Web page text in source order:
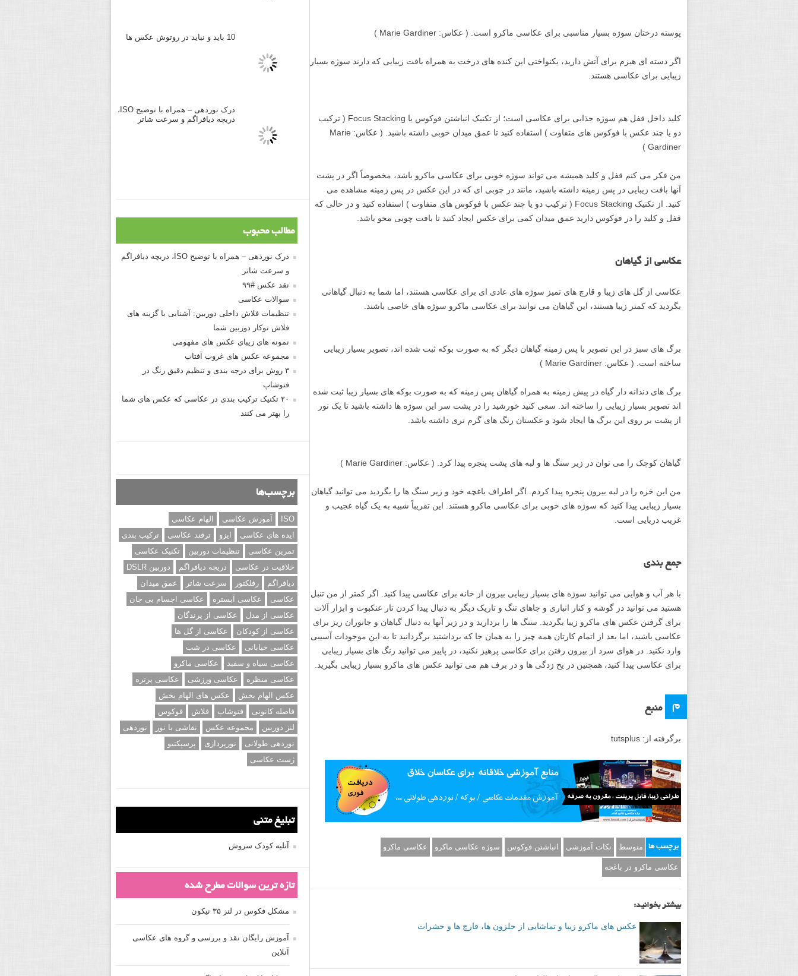
پوسته درختان سوژه بسیار مناسبی برای عکاسی ماکرو است. ( عکاس: Marie Gardiner )
اگر دسته ای هیزم برای آتش دارید، یکنواختی این کنده های درخت به همراه بافت زیبایی که دارند سوژه بسیار
زیبایی برای عکاسی هستند.
کلید داخل قفل هم سوژه جذابی برای عکاسی است؛ از تکنیک انباشتن فوکوس یا Focus Stacking ( ترکیب
دو یا چند عکس با فوکوس های متفاوت ) استفاده کنید تا عمق میدان خوبی داشته باشید. ( عکاس: Marie
Gardiner )
من فکر می کنم قفل و کلید همیشه می تواند سوژه خوبی برای عکاسی ماکرو باشد، مخصوصاً اگر در پشت
آنها بافت زیبایی در پس زمینه داشته باشید، مانند در چوبی ای که در این عکس در پس زمینه مشاهده می
کنید. از تکنیک Focus Stacking ( ترکیب دو یا چند عکس با فوکوس های متفاوت ) استفاده کنید و در حالی که
قفل و کلید را در فوکوس دارید عمق میدان کمی برای عکس ایجاد کنید تا بافت چوبی محو باشد.
عکاسی از گیاهان
عکاسی از گل های زیبا و قارچ های تمیز سوژه های عادی ای برای عکاسی هستند، اما شما به دنبال گیاهانی
بگردید که کمتر زیبا هستند، این گیاهان می توانند برای عکاسی ماکرو سوژه های خاصی باشند.
برگ های سبز در این تصویر با پس زمینه گیاهان دیگر که به صورت بوکه ثبت شده اند، تصویر بسیار زیبایی
ساخته است. ( عکاس: Marie Gardiner )
برگ های دندانه دار گیاه در پیش زمینه به همراه گیاهان پس زمینه که به صورت بوکه های بسیار زیبا ثبت شده
اند تصویر بسیار زیبایی را ساخته اند. سعی کنید خورشید را در پشت سر این سوژه ها داشته باشید تا یک نور
از پشت بر روی این برگ ها ایجاد شود و عکستان رنگ های گرم تری داشته باشد.
گیاهان کوچک را می توان در زیر سنگ ها و لبه های پشت پنجره پیدا کرد. ( عکاس: Marie Gardiner )
من این خزه را در لبه بیرون پنجره پیدا کردم. اگر اطراف باغچه خود و زیر سنگ ها را بگردید می توانید گیاهان
بسیار زیبایی پیدا کنید که سوژه های خوبی برای عکاسی ماکرو هستند. این تقریباً شبیه به یک گیاه عجیب و
غریب دریایی است.
جمع بندی
با هر آب و هوایی می توانید سوژه های بسیار زیبایی بیرون از خانه برای عکاسی پیدا کنید. اگر کمتر از من تنبل
هستید می توانید در گوشه و کنار انباری و جاهای تنگ و تاریک دیگر به دنبال پیدا کردن تار عنکبوت و ابزار آلات
برای گرفتن عکس های ماکرو زیبا بگردید. سنگ ها را بردارید و در زیر آنها به دنبال گیاهان و جانوران ریز برای
عکاسی باشید، اما بعد از اتمام کارتان همه چیز را به همان جا که برداشتید برگردانید تا به این موجودات آسیبی
وارد نکنید. در هوای سرد از بیرون رفتن برای عکاسی پرهیز نکنید، در پاییز می توانید رنگ های بسیار زیبایی
برای عکاسی پیدا کنید، همچنین در یخ زدگی ها و در برف هم می توانید عکس های ماکرو بسیار زیبایی بگیرید.
م منبع
برگرفته از: tutsplus
برچسب ها متوسط نکات آموزشی انباشتن فوکوس سوژه عکاسی ماکرو عکاسی ماکرو
عکاسی ماکرو در باغچه
بیشتر بخوانید:
عکس های ماکرو زیبا و تماشایی از حلزون ها، قارچ ها و حشرات
10 باید و نباید در روتوش عکس ها
درک نوردهی – همراه با توضیح ISO،
دریچه دیافراگم و سرعت شاتر
مطالب محبوب
درک نوردهی – همراه با توضیح ISO، دریچه دیافراگم
و سرعت شاتر
نقد عکس #۹۹
سوالات عکاسی
تنظیمات فلاش داخلی دوربین: آشنایی با گزینه های
فلاش توکار دوربین شما
نمونه های زیبای عکس های مفهومی
مجموعه عکس های غروب آفتاب
۳ روش برای درجه بندی و تنظیم دقیق رنگ در
فتوشاپ
۲۰ تکنیک ترکیب بندی در عکاسی که عکس های شما
را بهتر می کنند
برچسب‌ها
ISO آموزش عکاسی
الهام عکاسی
ایده های عکاسی
ایزو ترفند عکاسی
ترکیب بندی
تمرین عکاسی
تنظیمات دوربین
تکنیک عکاسی
خلاقیت در عکاسی
دریچه دیافراگم
دوربین DSLR
دیافراگم
رفلکتور سرعت شاتر
عمق میدان
عکاسی
عکاسی آبستره
عکاسی اجسام بی جان
عکاسی از مدل
عکاسی از پرندگان
عکاسی از کودکان
عکاسی از گل ها
عکاسی خیابانی
عکاسی در شب
عکاسی سیاه و سفید
عکاسی ماکرو
عکاسی منظره
عکاسی ورزشی
عکاسی پرتره
عکس الهام بخش
عکس های الهام بخش
فاصله کانونی
فتوشاپ فلاش
فوکوس
لنز دوربین
مجموعه عکس نقاشی با نور
نوردهی
نوردهی طولانی
نورپردازی
پرسپکتیو
ژست عکاسی
تبلیغ متنی
آتلیه کودک سروش
تازه ترین سوالات مطرح شده
مشکل فکوس در لنز ۳۵ نیکون
آموزش رایگان نقد و بررسی و گروه های عکاسی
آنلاین